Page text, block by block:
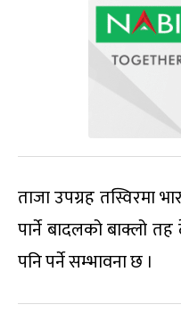
ताजा उपग्रह तस्विरमा
पार्ने बादलको बाक्लो
पनि पर्ने सम्भावना छ ।